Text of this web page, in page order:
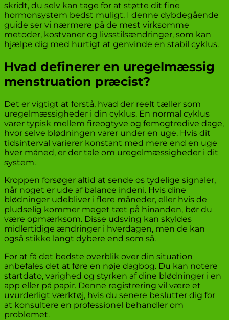
skridt, du selv kan tage for at støtte dit fine
hormonsystem bedst muligt. I denne dybdegående
guide ser vi nærmere på de mest virksomme
metoder, kostvaner og livsstilsændringer, som kan
hjælpe dig med hurtigt at genvinde en stabil cyklus.
Hvad definerer en uregelmæssig
menstruation præcist?
Det er vigtigt at forstå, hvad der reelt tæller som
uregelmæssigheder i din cyklus. En normal cyklus
varer typisk mellem fireogtyve og femogtredive dage,
hvor selve blødningen varer under en uge. Hvis dit
tidsinterval varierer konstant med mere end en uge
hver måned, er der tale om uregelmæssigheder i dit
system.
Kroppen forsøger altid at sende os tydelige signaler,
når noget er ude af balance indeni. Hvis dine
blødninger udebliver i flere måneder, eller hvis de
pludselig kommer meget tæt på hinanden, bør du
være opmærksom. Disse udsving kan skyldes
midlertidige ændringer i hverdagen, men de kan
også stikke langt dybere end som så.
For at få det bedste overblik over din situation
anbefales det at føre en nøje dagbog. Du kan notere
startdato, varighed og styrken af dine blødninger i en
app eller på papir. Denne registrering vil være et
uvurderligt værktøj, hvis du senere beslutter dig for
at konsultere en professionel behandler om
problemet.